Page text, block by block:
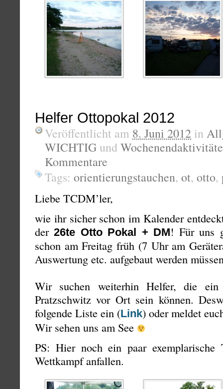
Helfer Ottopokal 2012
Veröffentlicht am 8. Juni 2012 in
WICHTIG und
Kommentare
Tags: orientierungstauchen, ot, otto,
Liebe TCDM’ler,
wie ihr sicher schon im Kalender
der26te Otto Pokal + DM! Für uns
schon am Freitag früh (7 Uhr am
Auswertung etc. aufgebaut werden
Wir suchen weiterhin Helfer, die
Pratzschwitz vor Ort sein können.
folgende Liste ein (Link) oder meldet
Wir sehen uns am See
PS: Hier noch ein paar
Wettkampf anfallen.